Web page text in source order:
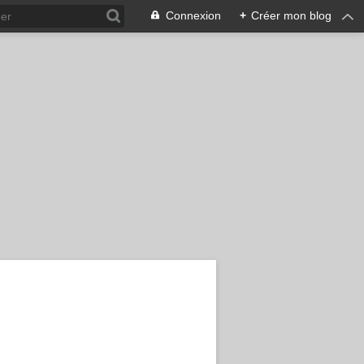
Connexion + Créer mon blog